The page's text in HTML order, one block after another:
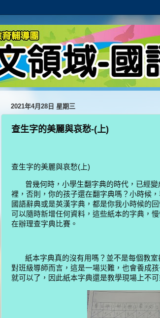
2021年4月28日 星期三
查生字的美麗與哀愁-(上)
查生字的美麗與哀愁(上)
曾幾何時，小學生翻字典的時代，已經變
裡，否則，你的孩子還在翻字典嗎？小時候
國語辭典或是英漢字典，都是你我小時候的
可以隨時新增任何資料，這些紙本的字典，
在辦理查字典比賽。
紙本字典真的沒有用嗎？並不是每個教室
對班級導師而言，這是一場災難，也會養成
就可以了，因此紙本字典還是教學現場上不